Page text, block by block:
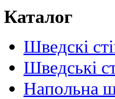
Каталог
Шведскі
Шведські
Напольна